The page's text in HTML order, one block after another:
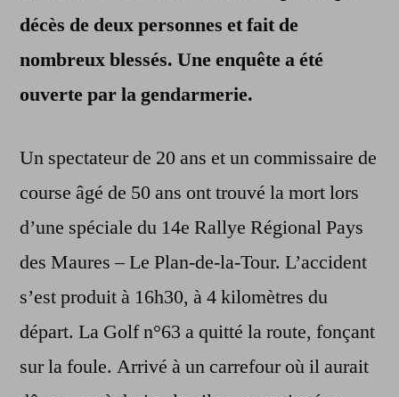
décès de deux personnes et fait de
nombreux blessés. Une enquête a été
ouverte par la gendarmerie.
Un spectateur de 20 ans et un commissaire de
course âgé de 50 ans ont trouvé la mort lors
d’une spéciale du 14e Rallye Régional Pays
des Maures – Le Plan-de-la-Tour. L’accident
s’est produit à 16h30, à 4 kilomètres du
départ. La Golf n°63 a quitté la route, fonçant
sur la foule. Arrivé à un carrefour où il aurait